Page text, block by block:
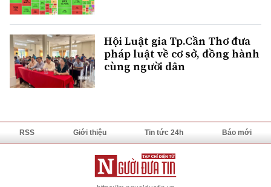
Hội Luật gia Tp.Cần Thơ đưa
pháp luật về cơ sở, đồng hành
cùng người dân
RSS Giới thiệu Tin tức 24h Báo mới